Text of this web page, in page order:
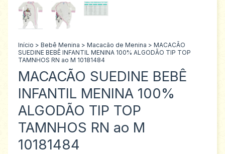
Início > Bebê Menina > Macacão de Menina > MACACÃO
SUEDINE BEBÊ INFANTIL MENINA 100% ALGODÃO TIP TOP
TAMNHOS RN ao M 10181484
MACACÃO SUEDINE BEBÊ
INFANTIL MENINA 100%
ALGODÃO TIP TOP
TAMNHOS RN ao M
10181484